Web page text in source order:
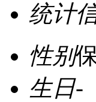
统计
性别
生日-